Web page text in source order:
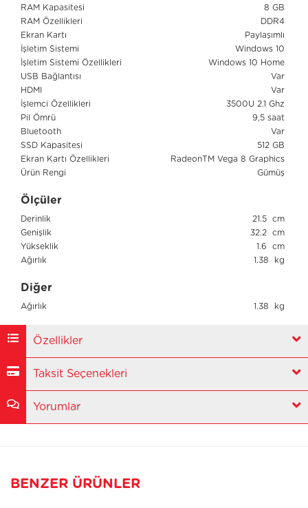
RAM Kapasitesi
8 GB
RAM Özellikleri
DDR4
Ekran Kartı
Paylaşımlı
İşletim Sistemi
Windows 10
İşletim Sistemi Özellikleri
Windows 10 Home
USB Bağlantısı
Var
HDMI
Var
İşlemci Özellikleri
3500U 2.1 Ghz
Pil Ömrü
9,5 saat
Bluetooth
Var
SSD Kapasitesi
512 GB
Ekran Kartı Özellikleri
RadeonTM Vega 8 Graphics
Ürün Rengi
Gümüş
Ölçüler
Derinlik
21.5 cm
Genişlik
32.2 cm
Yükseklik
1.6 cm
Ağırlık
1.38 kg
Diğer
Ağırlık 1.38 kg
Özellikler
Taksit Seçenekleri
Yorumlar
BENZER ÜRÜNLER